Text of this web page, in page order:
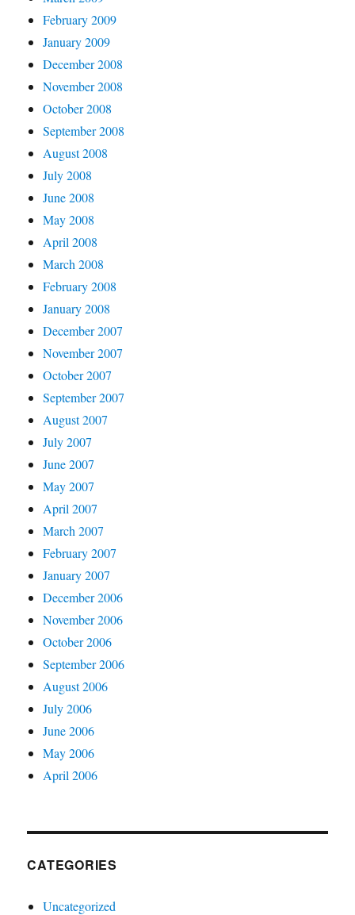
February 2009
January 2009
December 2008
November 2008
October 2008
September 2008
August 2008
July 2008
June 2008
May 2008
April 2008
March 2008
February 2008
January 2008
December 2007
November 2007
October 2007
September 2007
August 2007
July 2007
June 2007
May 2007
April 2007
March 2007
February 2007
January 2007
December 2006
November 2006
October 2006
September 2006
August 2006
July 2006
June 2006
May 2006
April 2006
CATEGORIES
Uncategorized